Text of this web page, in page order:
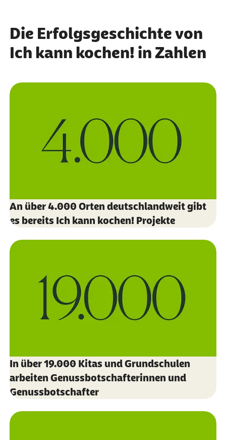
Die Erfolgsgeschichte von
Ich kann kochen! in Zahlen
An über 4.000 Orten deutschlandweit gibt
es bereits Ich kann kochen! Projekte
In über 19.000 Kitas und Grundschulen
arbeiten Genussbotschafterinnen und
Genussbotschafter